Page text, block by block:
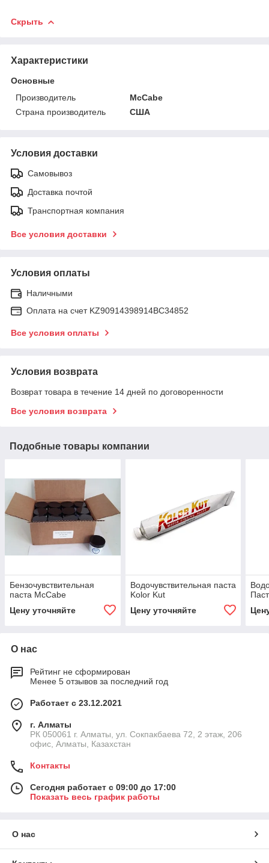
Скрыть
Характеристики
Основные
Производитель
McCabe
Страна производитель
США
Условия доставки
Самовывоз
Доставка почтой
Транспортная компания
Все условия доставки
Условия оплаты
Наличными
Оплата на счет KZ90914398914ВС34852
Все условия оплаты
Условия возврата
Возврат товара в течение 14 дней по договоренности
Все условия возврата
Подобные товары компании
Бензочувствительная
паста McCabe
Цену уточняйте
Водочувствительная паста
Kolor Kut
Цену уточняйте
О нас
Рейтинг не сформирован
Менее 5 отзывов за последний год
Работает с 23.12.2021
г. Алматы
РК 050061 г. Алматы, ул. Сокпакбаева 72, 2 этаж, 206
офис, Алматы, Казахстан
Контакты
Сегодня работает с 09:00 до 17:00
Показать весь график работы
О нас